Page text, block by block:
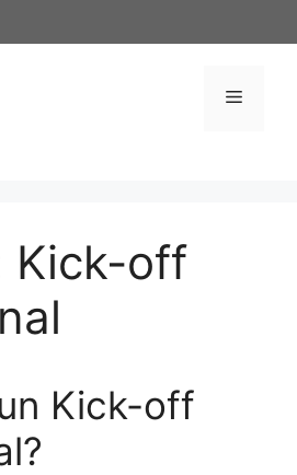
Menú
Kick-off
Kick-off